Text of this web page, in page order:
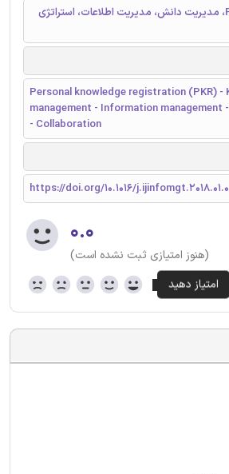
ثبت دانش شخصی PKR، مدیریت دانش، مدیریت اطلاعات، استراتژی
Personal knowledge registration (PKR) -
management - Information
- Collaboration
https://doi.org/10.1016/
۰.۰
(هنوز امتیازی ثبت نشده است)